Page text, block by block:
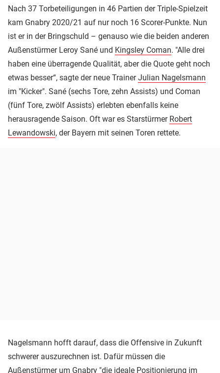
Nach 37 Torbeteiligungen in 46 Partien der Triple-Spielzeit
kam Gnabry 2020/21 auf nur noch 16 Scorer-Punkte. Nun
ist er in der Bringschuld – genauso wie die beiden anderen
Außenstürmer Leroy Sané und Kingsley Coman. "Alle drei
haben eine überragende Qualität, aber die Quote geht noch
etwas besser“, sagte der neue TrainerJulian Nagelsmann
im "Kicker". Sané (sechs Tore, zehn Assists) und Coman
(fünf Tore, zwölf Assists) erlebten ebenfalls keine
herausragende Saison. Oft war es Starstürmer Robert
Lewandowski, der Bayern mit seinen Toren rettete.
Nagelsmann hofft darauf, dass die Offensive in Zukunft
schwerer auszurechnen ist. Dafür müssen die
Außenstürmer um Gnabry "die ideale Positionierung im